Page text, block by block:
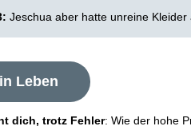
‭Jeschua aber hatte unreine
Leben
dich, trotz Fehler: Wie der hohe